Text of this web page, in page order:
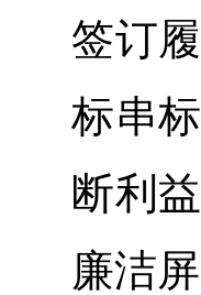
签订
标串
断利
廉洁屏